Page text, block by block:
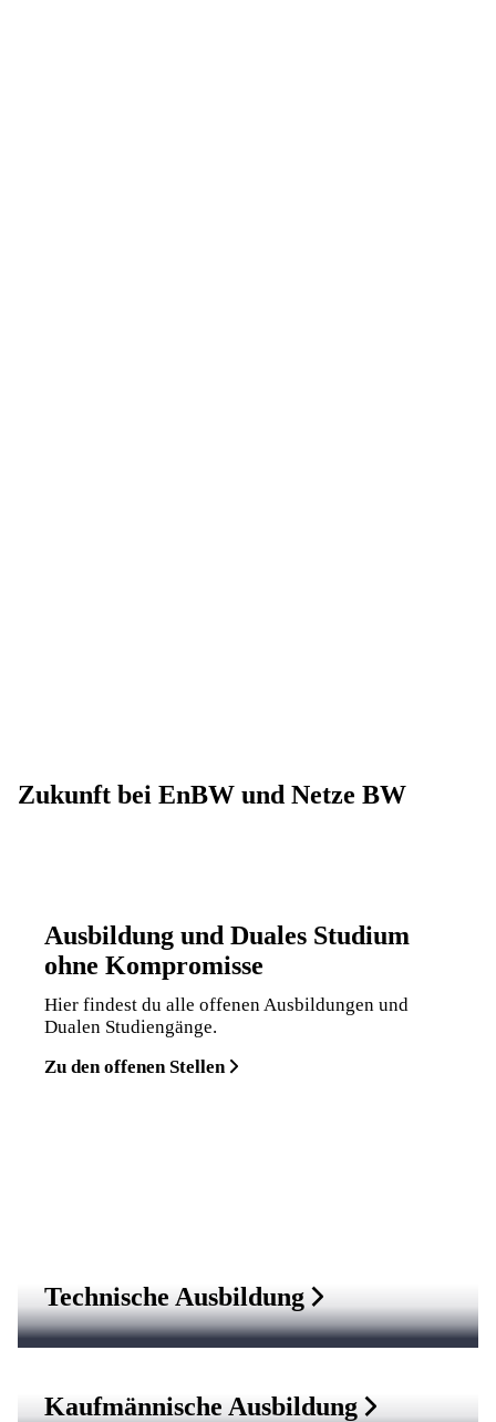
Zukunft bei EnBW und Netze BW
Ausbildung und Duales Studium
ohne Kompromisse
Hier findest du alle offenen Ausbildungen und
Dualen Studiengänge.
Zu den offenen Stellen
Technische Ausbildung
Kaufmännische Ausbildung